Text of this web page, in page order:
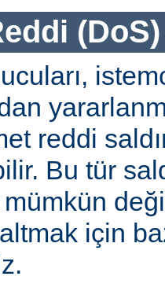
(DoS)
reddi
Bu tür
için